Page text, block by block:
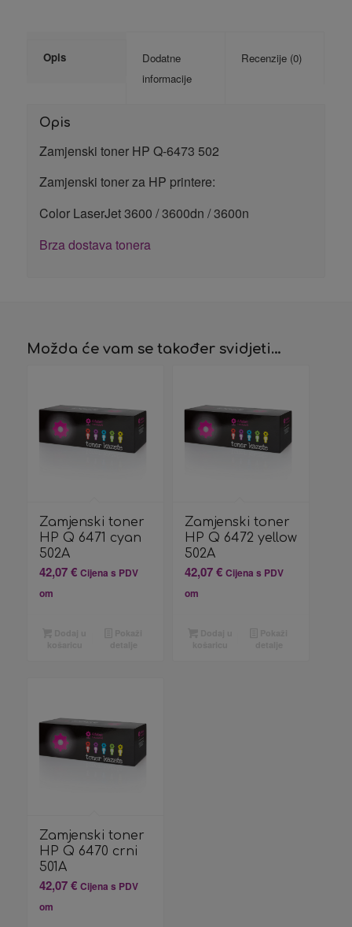
Opis
Dodatne
informacije
Recenzije (0)
Opis
Zamjenski toner HP Q-6473 502
Zamjenski toner za HP printere:
Color LaserJet 3600 / 3600dn / 3600n
Brza dostava tonera
Možda će vam se također svidjeti…
Zamjenski toner
HP Q 6471 cyan
502A
42,07€ Cijena s PDV
om
Zamjenski toner
HP Q 6472 yellow
502A
42,07€ Cijena s PDV
om
Zamjenski toner
HP Q 6470 crni
501A
42,07€ Cijena s PDV
om